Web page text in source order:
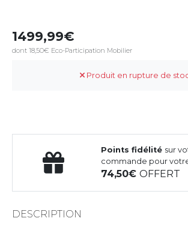
1499,99
dont 18,50€ Eco-Participation Mobilier
Produit en rupture de
Points fidélité sur
commande pour
74,50OFFERT
DESCRIPTION